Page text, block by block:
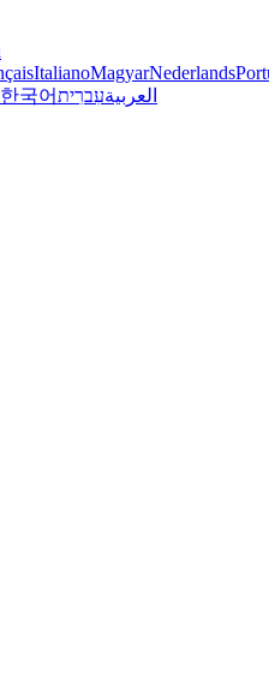
ItalianoMagyarNederlands
한국어 العربيةעִברִית